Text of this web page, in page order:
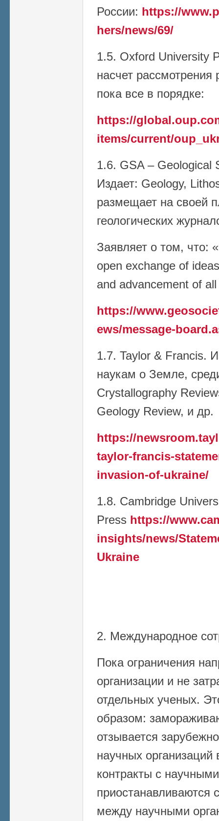
России: https://
hers/news/69/
1.5. Oxford University
насчет рассмотрения
пока все в порядке:
https://
items/current/
1.6. GSA – Geological
Издает: Geology,
размещает на своей
геологических
Заявляет о том, что:
open exchange of
and advancement of
https://
ews/message-
1.7. Taylor & Francis.
наукам о Земле,
Crystallography
Geology Review, и др.
https://
taylor-francis-
invasion-of-ukraine/
1.8. Cambridge
Press https://
insights/news/
Ukraine
2. Международное
Пока ограничения
организации и не
отдельных ученых.
образом:
отзывается
научных
контракты с
приостанавливаются
между научными